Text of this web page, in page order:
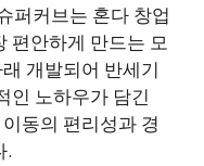
퍼커브는 혼다 창업
편안하게 만드는 모
개발되어 반세기
인 노하우가 담긴
동의 편리성과 경
.